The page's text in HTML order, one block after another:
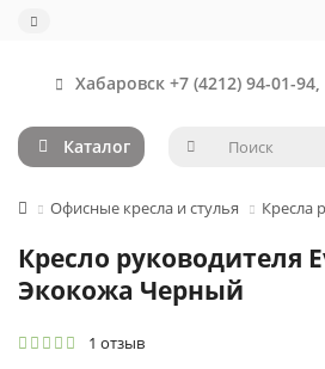
Хабаровск +7 (4212) 94-01-
Каталог
Офисные кресла и стулья Кресла
Кресло руководителя
Экокожа Черный
1 отзыв